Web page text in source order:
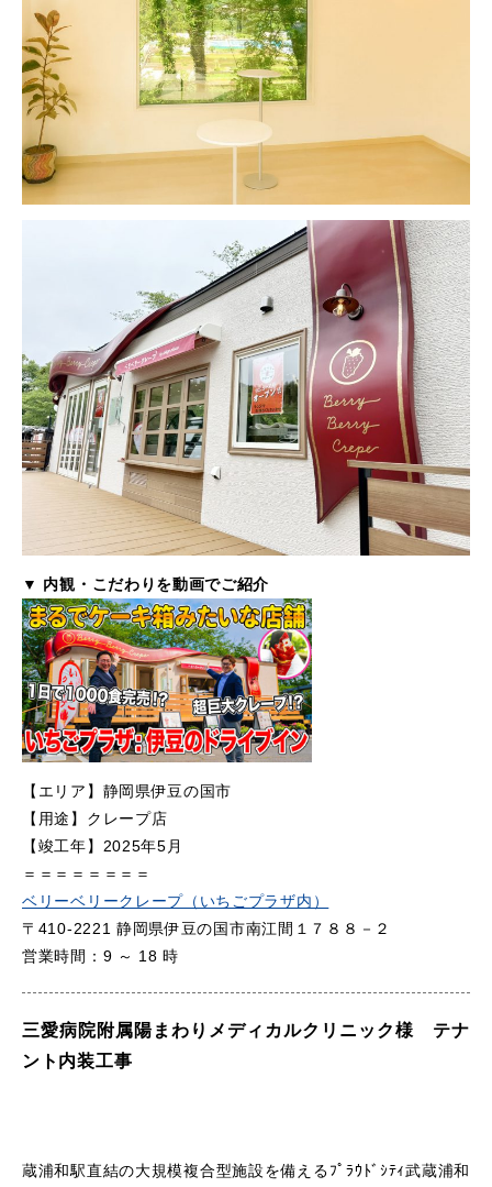
▼ 内観・こだわりを動画でご紹介
【エリア】静岡県伊豆の国市
【用途】クレープ店
【竣工年】2025年5月
＝＝＝＝＝＝＝＝
ベリーベリークレープ（いちごプラザ内）
〒410-2221 静岡県伊豆の国市南江間１７８８－２
営業時間：9 ～ 18 時
三愛病院附属陽まわりメディカルクリニック様 テナ
ント内装工事
蔵浦和駅直結の大規模複合型施設を備えるﾌﾟﾗｳﾄﾞｼﾃｨ武蔵浦和